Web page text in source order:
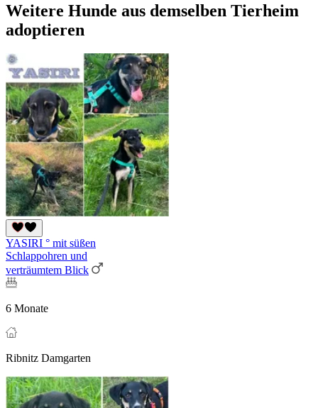
Weitere Hunde aus demselben Tierheim
adoptieren
YASIRI ° mit süßen
Schlappohren und
verträumtem Blick
6 Monate
Ribnitz Damgarten